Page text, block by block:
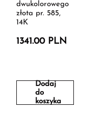
dwukolorowego
złota pr. 585,
14K
1341.00 PLN
Dodaj
do
koszyka